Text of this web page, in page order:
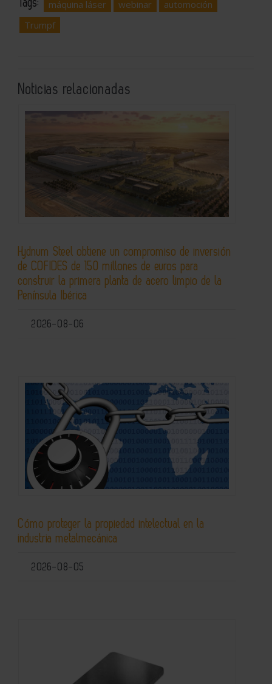
Tags: máquina láser webinar
automoción
Trumpf
Noticias relacionadas
Hydnum Steel obtiene un compromiso de inversión
de COFIDES de 150 millones de euros para
construir la primera planta de acero limpio de la
Península Ibérica
2026-08-06
Cómo proteger la propiedad intelectual en la
industria metalmecánica
2026-08-05